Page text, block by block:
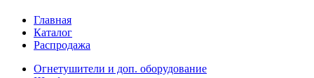
Главная
Каталог
Распродажа
Огнетушители и доп. оборудование